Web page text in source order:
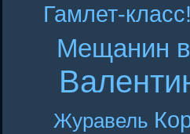
Гамлет-класс!
Мещанин
Журавель